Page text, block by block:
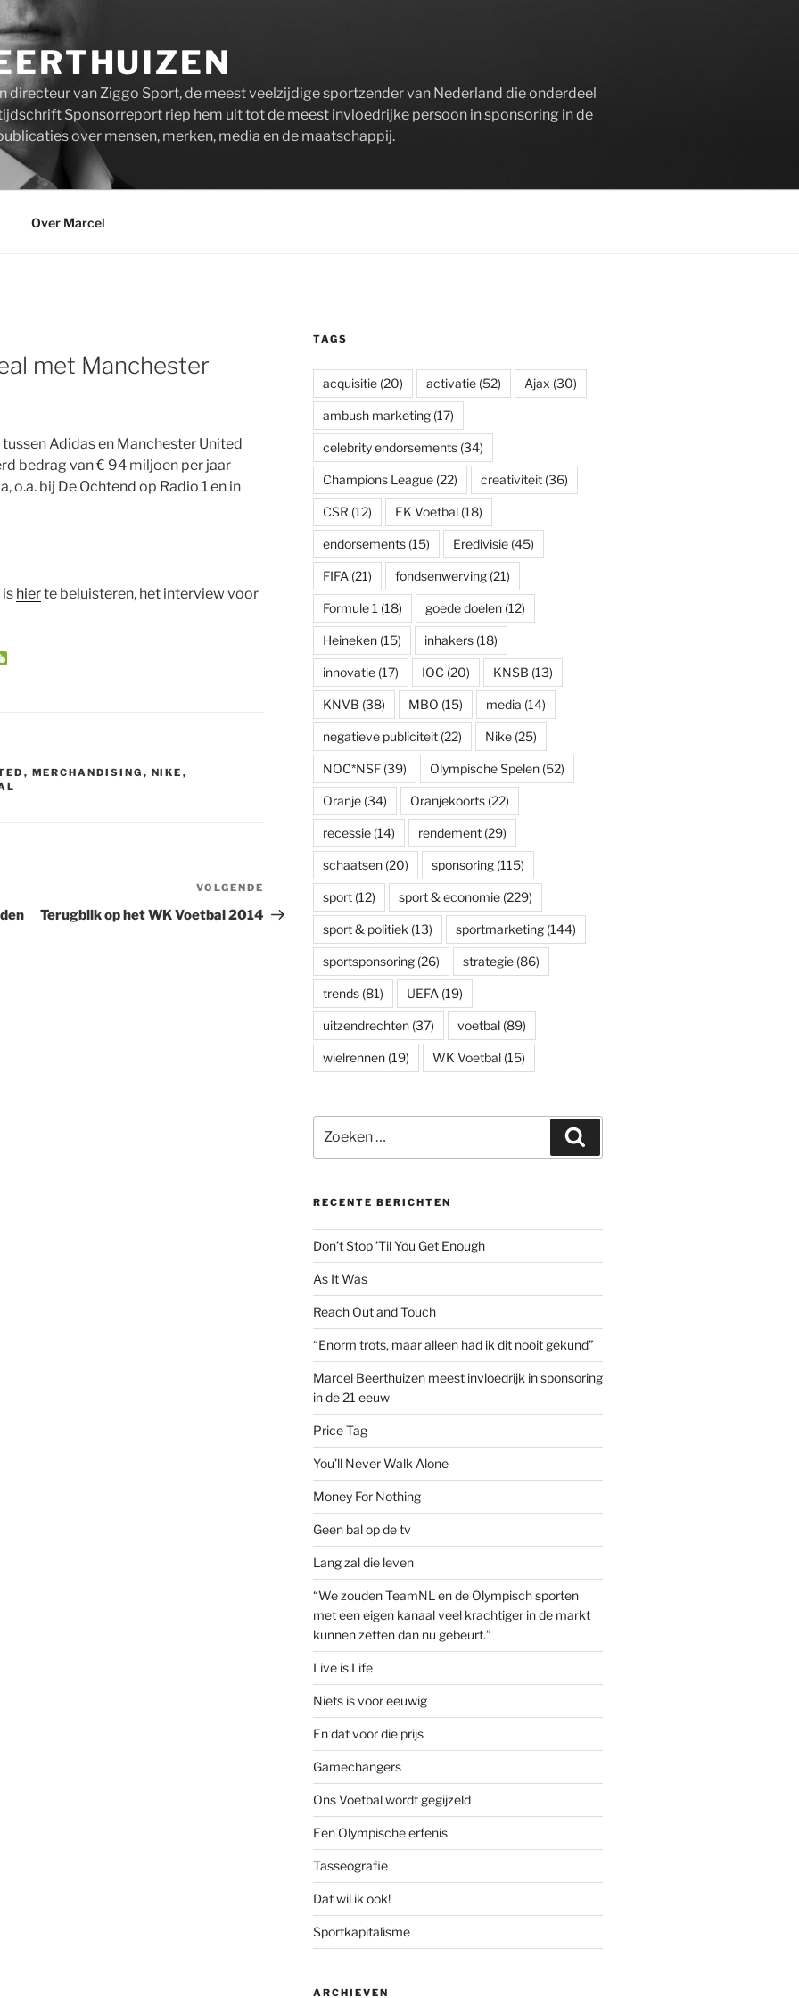
directeur van Ziggo Sport, de meest veelzijdige sportzender van Nederland die onderdeel
Sponsorreport riep hem uit tot de meest invloedrijke persoon in sponsoring in de
over mensen, merken, media en de maatschappij.
Over Marcel
met Manchester
Adidas en Manchester United
bedrag van € 94 miljoen per jaar
o.a. bij De Ochtend op Radio 1 en in
hierte beluisteren, het interview voor
, MERCHANDISING , NIKE ,
bericht
VOLGENDE
Terugblik op het WK Voetbal 2014
TAGS
acquisitie(20) activatie(52) Ajax (30)
ambush marketing(17)
celebrity endorsements(34)
Champions League(22) creativiteit(36)
CSR (12) EK Voetbal(18)
endorsements(15) Eredivisie(45)
FIFA (21) fondsenwerving(21)
Formule 1 (18) goede doelen(12)
Heineken(15) inhakers(18)
innovatie(17) IOC (20) KNSB (13)
KNVB (38) MBO (15) media (14)
negatieve publiciteit(22) Nike(25)
NOC*NSF(39) Olympische Spelen(52)
Oranje(34) Oranjekoorts(22)
recessie(14) rendement(29)
schaatsen(20) sponsoring(115)
sport(12) sport & economie(229)
sport & politiek (13) sportmarketing(144)
sportsponsoring(26) strategie(86)
trends(81) UEFA (19)
uitzendrechten(37) voetbal(89)
wielrennen(19) WK Voetbal(15)
naar:
RECENTE BERICHTEN
Don’t Stop ’Til You Get Enough
As It Was
Reach Out and Touch
“Enorm trots, maar alleen had ik dit nooit gekund”
Marcel Beerthuizen meest invloedrijk in sponsoring
in de 21 eeuw
Price Tag
You’ll Never Walk Alone
Money For Nothing
Geen bal op de tv
Lang zal die leven
“We zouden TeamNL en de Olympisch sporten
met een eigen kanaal veel krachtiger in de markt
kunnen zetten dan nu gebeurt.”
Live is Life
Niets is voor eeuwig
En dat voor die prijs
Gamechangers
Ons Voetbal wordt gegijzeld
Een Olympische erfenis
Tasseografie
Dat wil ik ook!
Sportkapitalisme
ARCHIEVEN